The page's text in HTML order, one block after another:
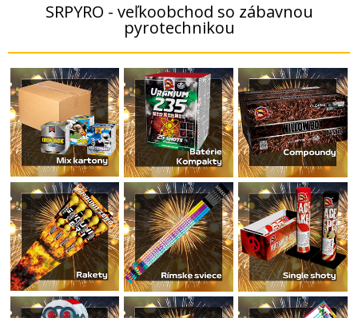
SRPYRO - veľkoobchod so zábavnou
pyrotechnikou